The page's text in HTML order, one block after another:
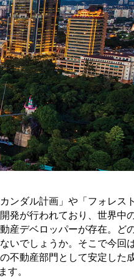
ンダル計画」や「フォレス
発が行われており、世界中
産デベロッパーが存在。ど
いでしょうか。そこで今回
不動産部門として安定した
。